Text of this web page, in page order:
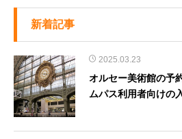
で
し
新着記事
2025.03.23
オルセー美術館の予
ムパス利用者向けの